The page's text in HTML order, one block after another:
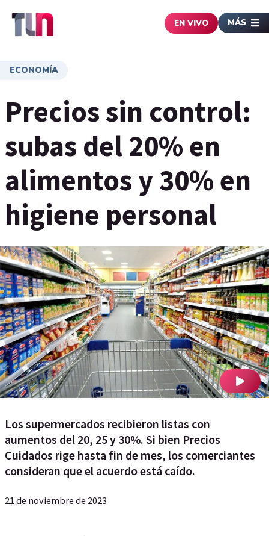
EN VIVO MÁS
ECONOMÍA
Precios sin control:
subas del 20% en
alimentos y 30% en
higiene personal
Los supermercados recibieron listas con
aumentos del 20, 25 y 30%. Si bien Precios
Cuidados rige hasta fin de mes, los comerciantes
consideran que el acuerdo está caído.
21 de noviembre de 2023